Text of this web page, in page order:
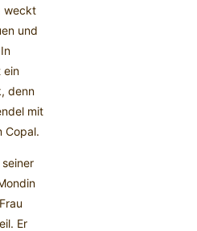
weckt
und
ein
denn
mit
Copal.
Er